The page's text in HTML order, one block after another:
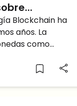
Blockchain ha
años. La
como
el